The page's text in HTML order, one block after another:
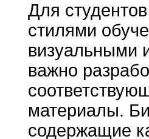
Для
стилями
визуальными
важно
материалы.
содержащие